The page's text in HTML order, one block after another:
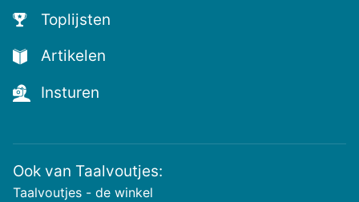
Toplijsten
Artikelen
Insturen
Ook van Taalvoutjes:
Taalvoutjes - de winkel